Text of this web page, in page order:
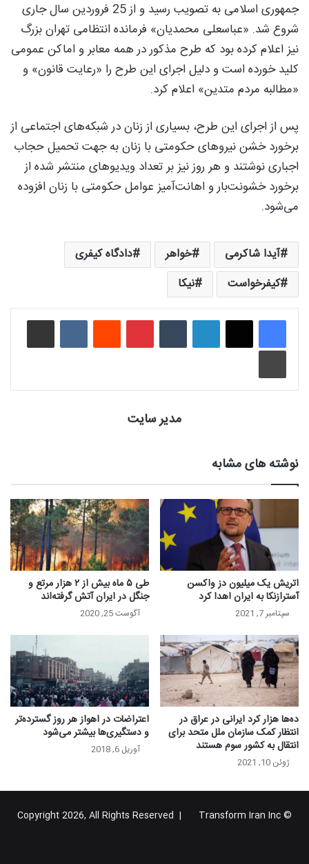
جمهوری اسلامی به تصویب رسید و از 25 فروردین سال جاری
شروع شد. «عباسعلی محمدیان» فرمانده انتظامی تهران بزرگ
نیز اعلام کرده بود که طرح مذکور در همه معابر و اماکن عمومی
کلید خورده است و دلیل اجرای این طرح را «رعایت قانون» و
«مطالبه مردم متدین» اعلام کرد.
پس از اجرای این طرح، بسیاری از زنان در شبکه‌های اجتماعی از
برخورد خشن نیروهای حکومتی با زنان به جهت تحمیل حجاب
اجباری نوشتند و هر روز نیز بر تعداد ویدیوهای منتشر شده از
برخورد خشونت‌بار و اهانت‌آمیز عوامل حکومتی با زنان افزوده
می‌شود.
آیدا شاکرمی خواهر
دادگاه کیفری
کیفرخواست
نیکا
لینکدین ‫تامبلر ‫پین‌ترست‫رددیت ‫VKontakteاشتراک گذاری از طریق ایمیل
چاپ
مدیر سایت
نوشته های مشابه
اتریش یک میلیون دز واکسن
آسترازنکا به ایران اهدا کرد
سپتامبر 7, 2021
طی ۵ ماه بیش از ۲ هزار مرتع و
جنگل در ایران آتش‌ گرفته‌اند
آگوست 25, 2020
ده‌ها هزار کرد ایرانی در عراق در
انتظار کمک سازمان ملل متحد برای
انتقال به کشور سوم هستند
ژوئن 10, 2021
اعتراضات در اهواز هر روز گسترده‌تر
و دستگیری‌ها بیشتر می‌شود
آوریل 6, 2018
© Copyright 2026, All Rights Reserved |
Transform Iran Inc